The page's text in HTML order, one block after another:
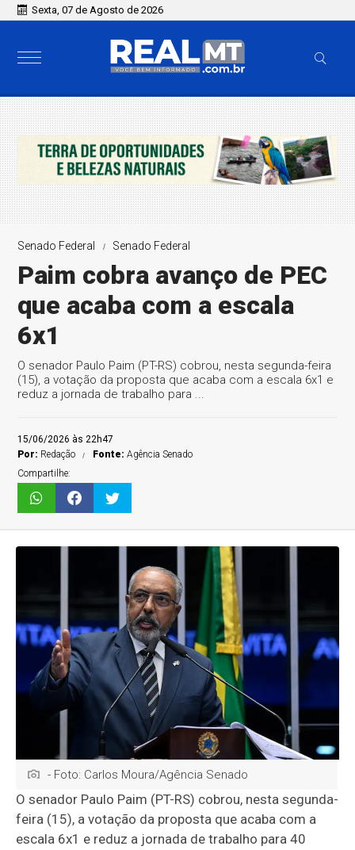
Sexta, 07 de Agosto de 2026
Senado Federal Senado Federal
Paim cobra avanço de PEC
que acaba com a escala
6x1
O senador Paulo Paim (PT-RS) cobrou, nesta segunda-feira
(15), a votação da proposta que acaba com a escala 6x1 e
reduz a jornada de trabalho para ...
15/06/2026 às 22h47
Por: Redação Fonte:Agência Senado
Compartilhe:
- Foto: Carlos Moura/Agência Senado
O senador Paulo Paim (PT-RS) cobrou, nesta segunda-
feira (15), a votação da proposta que acaba com a
escala 6x1 e reduz a jornada de trabalho para 40